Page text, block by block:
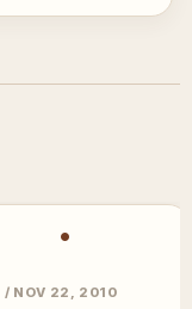
•
/ NOV 22, 2010